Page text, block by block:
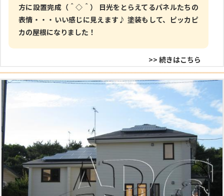
方に設置完成（＾◇＾） 日光をとらえてるパネルたちの
表情・・・いい感じに見えます♪ 塗装もして、ピッカピ
カの屋根になりました！
>> 続きはこちら